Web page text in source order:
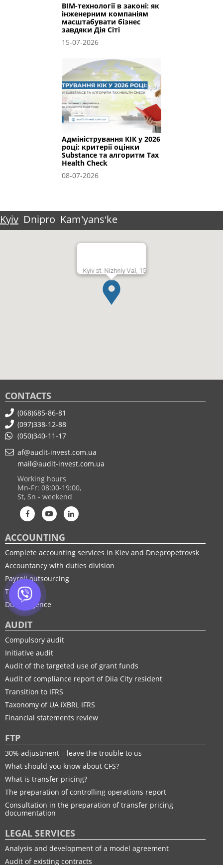
BIM-технології в законі: як
інженерним компаніям
масштабувати бізнес
завдяки Дія Сіті
15-07-2026
Адміністрування КІК у 2026
році: критерії оцінки
Substance та алгоритм Tax
Health Check
08-07-2026
Kyiv Dnipro Kam'yansʹke
Kyiv st. Nizhniy Val, 15
CONTACTS
(068)685-86-81
(097)338-12-88
(050)340-11-17
af@audit-invest.com.ua
mail@audit-invest.com.ua
Working hours
Mn-Fr: 08:00-19:00,
St, Sn - weekend
ACCOUNTING
Complete accounting services in Kiev and Dnepropetrovsk
Accountancy with duties division
Payroll outsourcing
Tax audit
Due Diligence
AUDIT
Compulsory audit
Initiative audit
Audit of the targeted use of grant funds
Audit of compliance report of Diia City resident
Transition to IFRS
Taxonomy of UA іXBRL IFRS
Financial statements review
FTP
30% adjustment – leave the trouble to us
What should you know about CFS?
What is transfer pricing?
The preparation of controlling operations report
Consultation in the preparation of transfer pricing
documentation
LEGAL SERVICES
Analysis and development of a model agreement
Audit of existing contracts